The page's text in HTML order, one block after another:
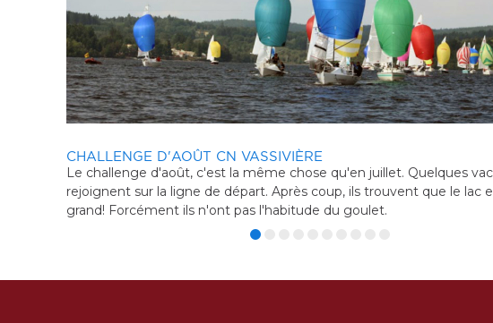
TROPHÉE PIERRE DÉJEAN ETAPE 6 - SN NARBONNE
Sixième régate habitable de l'année du Trophée Pierre Déjean 2018.
GRAND PRIX DE LA VILLE D'HOURTIN